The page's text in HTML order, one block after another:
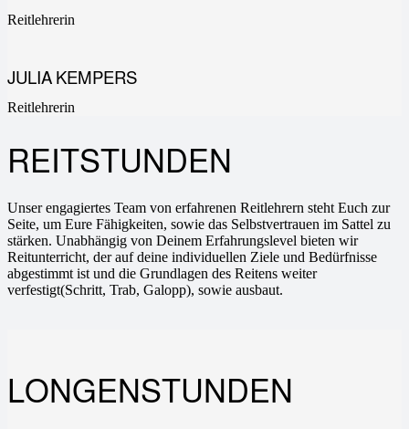
Reitlehrerin
JULIA KEMPERS
Reitlehrerin
REITSTUNDEN
Unser engagiertes Team von erfahrenen Reitlehrern steht Euch zur
Seite, um Eure Fähigkeiten, sowie das Selbstvertrauen im Sattel zu
stärken. Unabhängig von Deinem Erfahrungslevel bieten wir
Reitunterricht, der auf deine individuellen Ziele und Bedürfnisse
abgestimmt ist und die Grundlagen des Reitens weiter
verfestigt(Schritt, Trab, Galopp), sowie ausbaut.
LONGENSTUNDEN